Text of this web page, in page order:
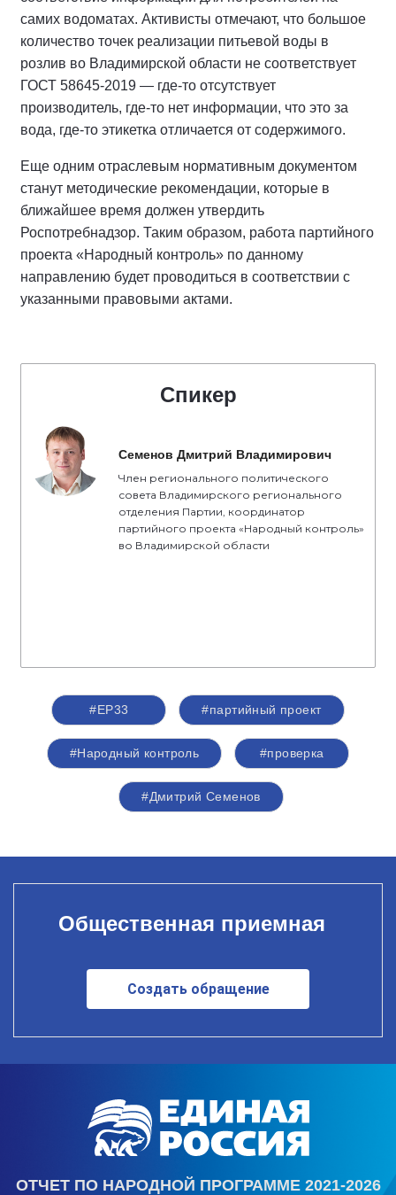
самих водоматах. Активисты отмечают, что большое
количество точек реализации питьевой воды в
розлив во Владимирской области не соответствует
ГОСТ 58645-2019 — где-то отсутствует
производитель, где-то нет информации, что это за
вода, где-то этикетка отличается от содержимого.
Еще одним отраслевым нормативным документом
станут методические рекомендации, которые в
ближайшее время должен утвердить
Роспотребнадзор. Таким образом, работа партийного
проекта «Народный контроль» по данному
направлению будет проводиться в соответствии с
указанными правовыми актами.
Спикер
Семенов Дмитрий Владимирович
Член регионального политического
совета Владимирского регионального
отделения Партии, координатор
партийного проекта «Народный контроль»
во Владимирской области
#ЕР33 #партийный проект
#Народный контроль #проверка
#Дмитрий Семенов
Общественная приемная
Создать обращение
ОТЧЕТ ПО НАРОДНОЙ ПРОГРАММЕ 2021-2026